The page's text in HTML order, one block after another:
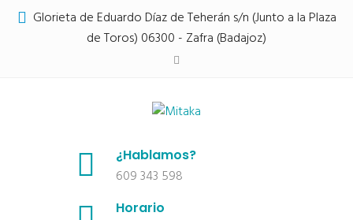
Glorieta de Eduardo Díaz de Teherán s/n (Junto a la Plaza
de Toros) 06300 - Zafra (Badajoz)
¿Hablamos?
609 343 598
Horario